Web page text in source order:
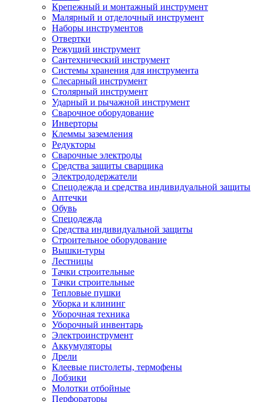
Крепежный и монтажный инструмент
Малярный и отделочный инструмент
Наборы инструментов
Отвертки
Режущий инструмент
Сантехнический инструмент
Системы хранения для инструмента
Слесарный инструмент
Столярный инструмент
Ударный и рычажной инструмент
Сварочное оборудование
Инверторы
Клеммы заземления
Редукторы
Сварочные электроды
Средства защиты сварщика
Электрододержатели
Спецодежда и средства индивидуальной защиты
Аптечки
Обувь
Спецодежда
Средства индивидуальной защиты
Строительное оборудование
Вышки-туры
Лестницы
Тачки строительные
Тачки строительные
Тепловые пушки
Уборка и клининг
Уборочная техника
Уборочный инвентарь
Электроинструмент
Аккумуляторы
Дрели
Клеевые пистолеты, термофены
Лобзики
Молотки отбойные
Перфораторы